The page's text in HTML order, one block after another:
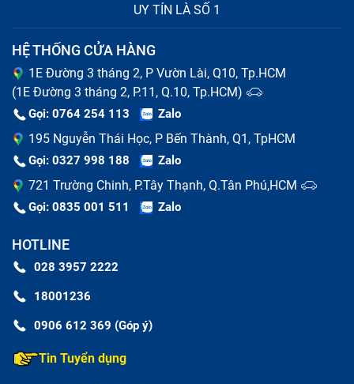
cách nhanh chóng nhất với quy trình thực hiện tiêu
chuẩn và những cam kết rõ ràng.
Nguyên nhân thay màn hình tablet bị
UY TÍN LÀ SỐ 1
HỆ THỐNG CỬA HÀNG
1E Đường 3 tháng 2, P Vườn Lài, Q10, Tp.HCM
(1E Đường 3 tháng 2, P.11, Q.10, Tp.HCM)
Gọi: 0764 254 113 Zalo
195 Nguyễn Thái Học, P Bến Thành, Q1, TpHCM
Gọi: 0327 998 188 Zalo
721 Trường Chinh, P.Tây Thạnh, Q.Tân Phú,HCM
Gọi: 0835 001 511 Zalo
HOTLINE
028 3957 2222
18001236
0906 612 369 (Góp ý)
Tin Tuyển dụng